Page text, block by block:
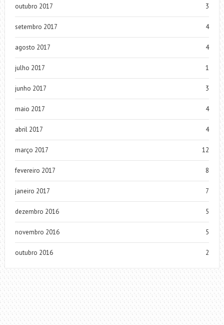
outubro 2017 3
setembro 2017 4
agosto 2017 4
julho 2017 1
junho 2017 3
maio 2017 4
abril 2017 4
março 2017 12
fevereiro 2017 8
janeiro 2017 7
dezembro 2016 5
novembro 2016 5
outubro 2016 2